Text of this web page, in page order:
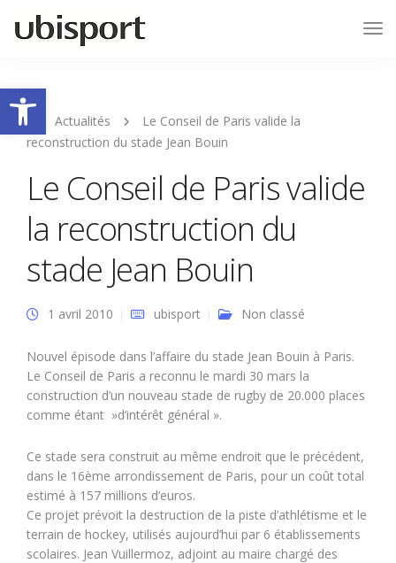
Ouvrir la barre d’outils
Actualités
Le Conseil de Paris valide la
reconstruction du stade Jean Bouin
Le Conseil de Paris valide
la reconstruction du
stade Jean Bouin
1 avril 2010 ubisport Non classé
Nouvel épisode dans l’affaire du stade Jean Bouin à Paris.
Le Conseil de Paris a reconnu le mardi 30 mars la
construction d’un nouveau stade de rugby de 20.000 places
comme étant »d’intérêt général ».
Ce stade sera construit au même endroit que le précédent,
dans le 16ème arrondissement de Paris, pour un coût total
estimé à 157 millions d’euros.
Ce projet prévoit la destruction de la piste d’athlétisme et le
terrain de hockey, utilisés aujourd’hui par 6 établissements
scolaires. Jean Vuillermoz, adjoint au maire chargé des